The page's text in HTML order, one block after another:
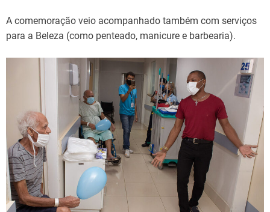
A comemoração veio acompanhado também com serviços
para a Beleza (como penteado, manicure e barbearia).